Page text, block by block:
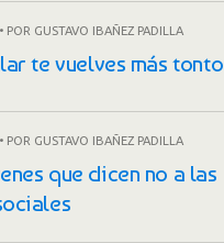
POR GUSTAVO IBAÑEZ PADILLA
te vuelves más tonto
POR GUSTAVO IBAÑEZ PADILLA
que dicen no a las